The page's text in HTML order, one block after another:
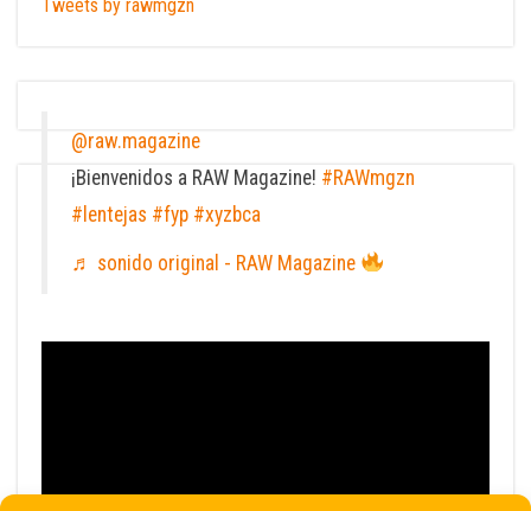
Tweets by rawmgzn
@raw.magazine
¡Bienvenidos a RAW Magazine! #RAWmgzn
#lentejas #fyp #xyzbca
♬ sonido original - RAW Magazine